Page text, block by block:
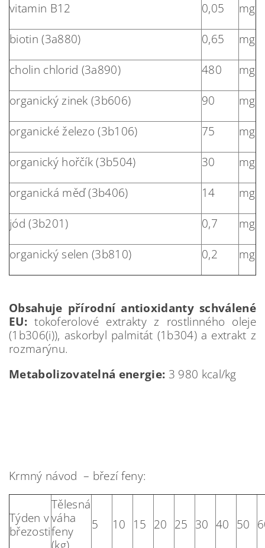
vitamin B12 0,05 mg
biotin (3a880) 0,65 mg
cholin chlorid (3a890) 480 mg
organický zinek (3b606) 90 mg
organické železo (3b106) 75 mg
organický hořčík (3b504) 30 mg
organická měď (3b406) 14 mg
jód (3b201) 0,7 mg
organický selen (3b810) 0,2 mg
Obsahuje přírodní antioxidanty schválené
EU:tokoferolové extrakty z rostlinného oleje
(1b306(i)), askorbyl palmitát (1b304) a extrakt z
rozmarýnu.
Metabolizovatelná energie: 3 980 kcal/kg
Krmný návod – březí feny:
Týden v
březosti
Tělesná
váha
feny
(kg)
5 10 15 20 25 30 40 50